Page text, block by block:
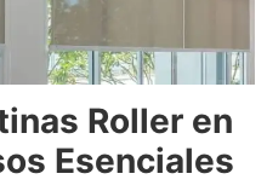
Roller en
Esenciales